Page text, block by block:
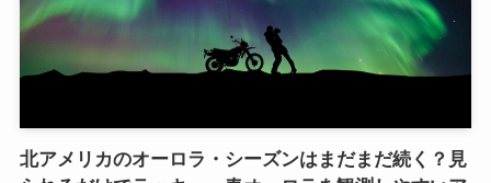
北アメリカのオーロラ・シーズンはまだまだ続く？見